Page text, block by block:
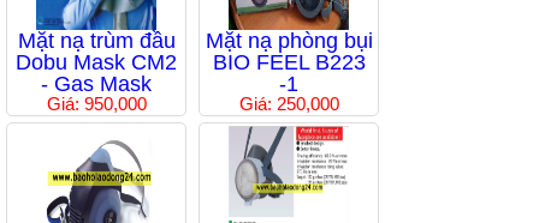
Mặt nạ trùm đầu
Dobu Mask CM2
- Gas Mask
Giá: 950,000
Mặt nạ phòng bụi
BIO FEEL B223
-1
Giá: 250,000